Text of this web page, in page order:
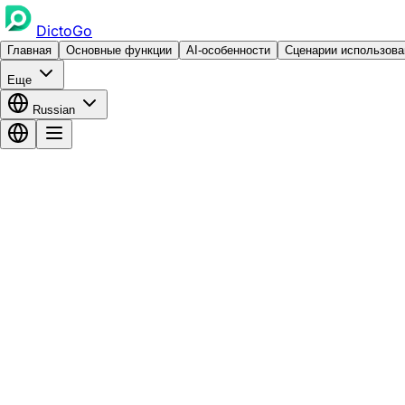
DictoGo
Главная Основные функции AI-особенности Сценарии
Еще
Russian